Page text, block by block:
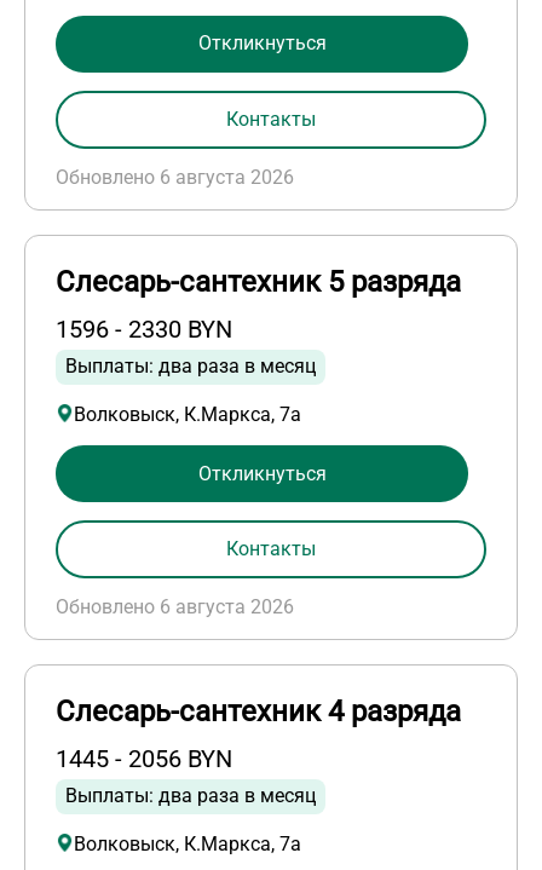
Обновлено 6 августа 2026
Откликнуться
Контакты
Слесарь-сантехник 5 разряда
1596 - 2330 BYN
Выплаты: два раза в месяц
Волковыск, К.Маркса, 7а
Обновлено 6 августа 2026
Откликнуться
Контакты
Слесарь-сантехник 4 разряда
1445 - 2056 BYN
Выплаты: два раза в месяц
Волковыск, К.Маркса, 7а